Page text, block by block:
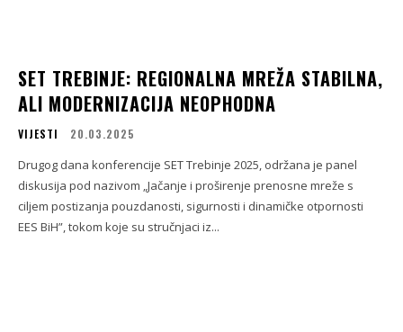
SET TREBINJE: REGIONALNA MREŽA STABILNA,
ALI MODERNIZACIJA NEOPHODNA
VIJESTI 20.03.2025
Drugog dana konferencije SET Trebinje 2025, održana je panel
diskusija pod nazivom „Jačanje i proširenje prenosne mreže s
ciljem postizanja pouzdanosti, sigurnosti i dinamičke otpornosti
EES BiH”, tokom koje su stručnjaci iz...